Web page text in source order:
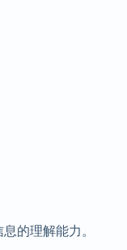
的理解能力。